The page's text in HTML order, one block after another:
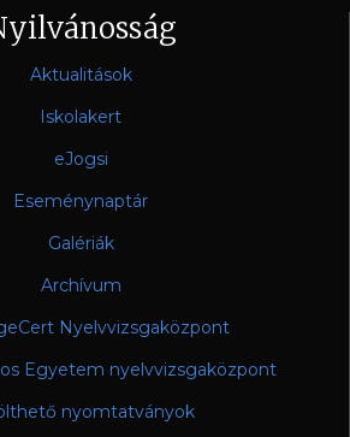
Aktualitások
Iskolakert
eJogsi
Eseménynaptár
Galériák
Archívum
Nyelvvizsgaközpont
Egyetem nyelvvizsgaközpont
nyomtatványok